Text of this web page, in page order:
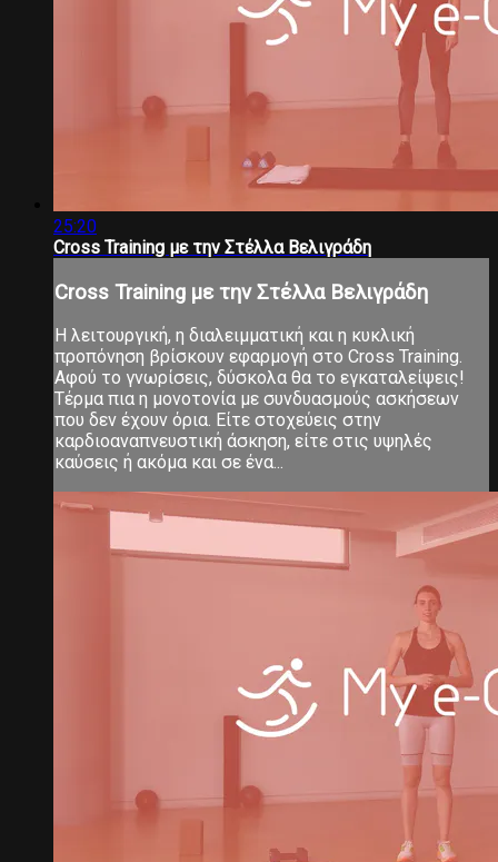
25:20
Cross Training με την Στέλλα Βελιγράδη
Cross Training με την Στέλλα Βελιγράδη
Η λειτουργική, η διαλειμματική και η κυκλική
προπόνηση βρίσκουν εφαρμογή στο Cross Training.
Αφού το γνωρίσεις, δύσκολα θα το εγκαταλείψεις!
Τέρμα πια η μονοτονία με συνδυασμούς ασκήσεων
που δεν έχουν όρια. Είτε στοχεύεις στην
καρδιοαναπνευστική άσκηση, είτε στις υψηλές
καύσεις ή ακόμα και σε ένα...